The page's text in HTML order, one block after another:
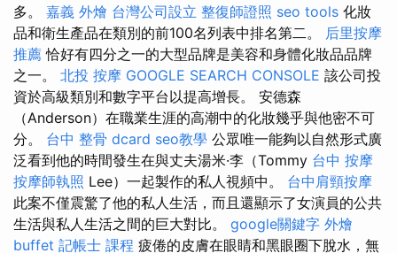
多。 嘉義 外燴 台灣公司設立 整復師證照 seo tools 化妝
品和衛生產品在類別的前100名列表中排名第二。 后里按摩
推薦 恰好有四分之一的大型品牌是美容和身體化妝品品牌
之一。 北投 按摩 GOOGLE SEARCH CONSOLE 該公司投
資於高級類別和數字平台以提高增長。 安德森
（Anderson）在職業生涯的高潮中的化妝幾乎與他密不可
分。 台中 整骨 dcard seo教學 公眾唯一能夠以自然形式廣
泛看到他的時間發生在與丈夫湯米·李（Tommy 台中 按摩
按摩師執照 Lee）一起製作的私人視頻中。 台中肩頸按摩
此案不僅震驚了他的私人生活，而且還顯示了女演員的公共
生活與私人生活之間的巨大對比。 google關鍵字 外燴
buffet 記帳士 課程 疲倦的皮膚在眼睛和黑眼圈下脫水，無